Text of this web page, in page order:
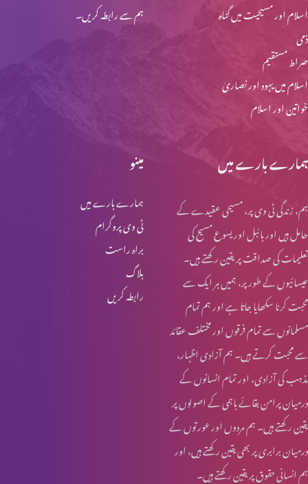
ہم سے رابطہ کریں۔
اسلام اور مسیحیت میں گناہ
ذمی
صراط مستقیم
اسلام میں یہود اور نصاریٰ
خواتین اور اسلام
مینو
ہمارے بارے میں
ٹی وی پروگرام
براہ راست
بلاگ
رابطہ کریں
ہمارے بارے میں
ہم، زندگی ٹی وی پر، مسیحی عقیدے کے
حامل ہیں اور بائبل اور یسوع مسیح کی
تعلیمات کی صداقت پر یقین رکھتے ہیں۔
عیسائیوں کے طور پر، ہمیں ہر ایک سے
محبت کرنا سکھایا جاتا ہے اور ہم تمام
مسلمانوں سے تمام فرقوں اور مختلف عقائد
سے محبت کرتے ہیں۔ ہم آزادی اظہار،
مذہب کی آزادی، اور تمام انسانوں کے
درمیان پرامن بقائے باہمی کے اصولوں پر
یقین رکھتے ہیں۔ ہم مردوں اور عورتوں کے
درمیان برابری پر بھی یقین رکھتے ہیں، اور
ہم انسانی حقوق پر یقین رکھتے ہیں۔